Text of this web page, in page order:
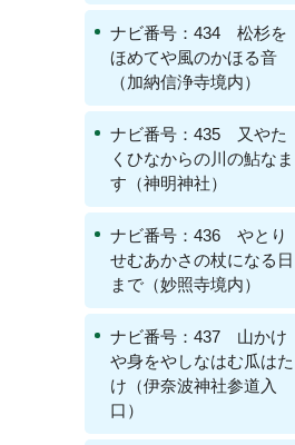
ナビ番号：434 松杉を
ほめてや風のかほる音
（加納信浄寺境内）
ナビ番号：435 又やた
くひなからの川の鮎なま
す（神明神社）
ナビ番号：436 やとり
せむあかさの杖になる日
まで（妙照寺境内）
ナビ番号：437 山かけ
や身をやしなはむ瓜はた
け（伊奈波神社参道入
口）